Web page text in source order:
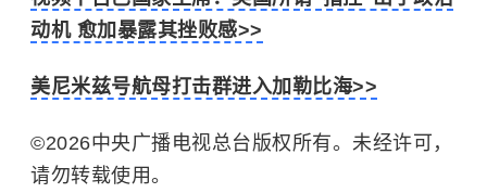
动机 愈加暴露其挫败感>>
美尼米兹号航母打击群进入加勒比海>>
©2026中央广播电视总台版权所有。未经许可，
请勿转载使用。